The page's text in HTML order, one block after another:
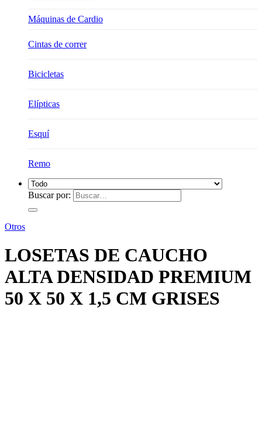
Máquinas de Cardio
Cintas de correr
Bicicletas
Elípticas
Esquí
Remo
Buscar por:
Otros
LOSETAS DE CAUCHO
ALTA DENSIDAD PREMIUM
50 X 50 X 1,5 CM GRISES